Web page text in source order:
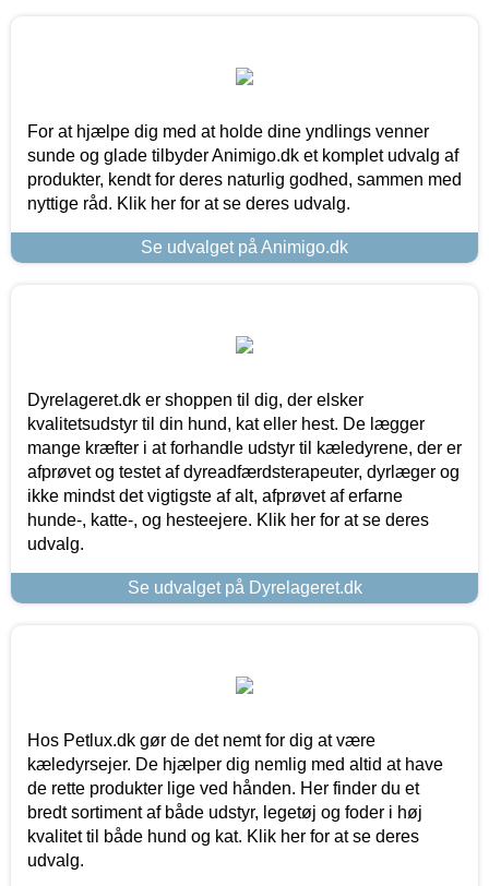
For at hjælpe dig med at holde dine yndlings venner
sunde og glade tilbyder Animigo.dk et komplet udvalg af
produkter, kendt for deres naturlig godhed, sammen med
nyttige råd. Klik her for at se deres udvalg.
Se udvalget på Animigo.dk
Dyrelageret.dk er shoppen til dig, der elsker
kvalitetsudstyr til din hund, kat eller hest. De lægger
mange kræfter i at forhandle udstyr til kæledyrene, der er
afprøvet og testet af dyreadfærdsterapeuter, dyrlæger og
ikke mindst det vigtigste af alt, afprøvet af erfarne
hunde-, katte-, og hesteejere. Klik her for at se deres
udvalg.
Se udvalget på Dyrelageret.dk
Hos Petlux.dk gør de det nemt for dig at være
kæledyrsejer. De hjælper dig nemlig med altid at have
de rette produkter lige ved hånden. Her finder du et
bredt sortiment af både udstyr, legetøj og foder i høj
kvalitet til både hund og kat. Klik her for at se deres
udvalg.